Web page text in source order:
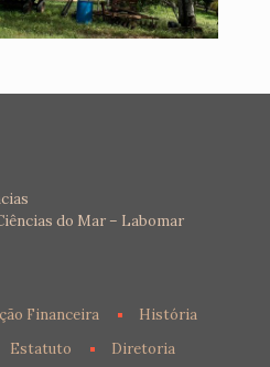
do Mar – Labomar
Financeira
História
Estatuto Diretoria